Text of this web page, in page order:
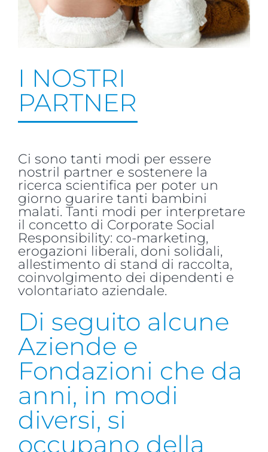
I NOSTRI
PARTNER
Ci sono tanti modi per essere
nostril partner e sostenere la
ricerca scientifica per poter un
giorno guarire tanti bambini
malati. Tanti modi per interpretare
il concetto di Corporate Social
Responsibility: co-marketing,
erogazioni liberali, doni solidali,
allestimento di stand di raccolta,
coinvolgimento dei dipendenti e
volontariato aziendale.
Di seguito alcune
Aziende e
Fondazioni che da
anni, in modi
diversi, si
occupano della